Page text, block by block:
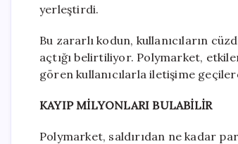
yerleştirdi.
Bu zararlı kodun, kullanıcıların
açtığı belirtiliyor. Polymarket,
gören kullanıcılarla iletişime
KAYIP MİLYONLARI BULABİLİR
Polymarket, saldırıdan ne kadar